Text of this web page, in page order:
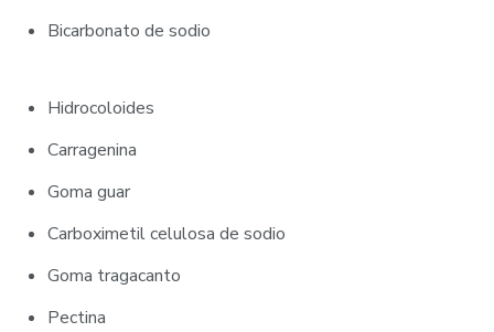
Bicarbonato de sodio
Hidrocoloides
Carragenina
Goma guar
Carboximetil celulosa de sodio
Goma tragacanto
Pectina